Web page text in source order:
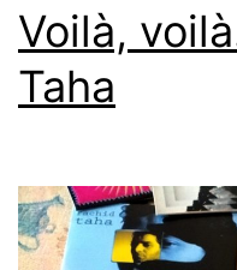
Voilà,
Taha